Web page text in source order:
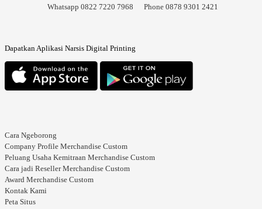
Whatsapp 0822 7220 7968 Phone 0878 9301 2421
Dapatkan Aplikasi Narsis Digital Printing
Cara Ngeborong
Company Profile Merchandise Custom
Peluang Usaha Kemitraan Merchandise Custom
Cara jadi Reseller Merchandise Custom
Award Merchandise Custom
Kontak Kami
Peta Situs